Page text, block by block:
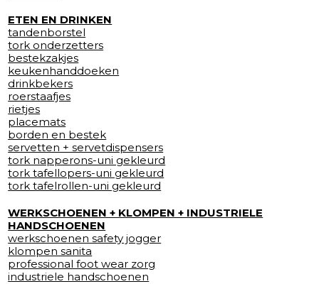
ETEN EN DRINKEN
tandenborstel
tork onderzetters
bestekzakjes
keukenhanddoeken
drinkbekers
roerstaafjes
rietjes
placemats
borden en bestek
servetten + servetdispensers
tork napperons-uni gekleurd
tork tafellopers-uni gekleurd
tork tafelrollen-uni gekleurd
WERKSCHOENEN + KLOMPEN + INDUSTRIELE
HANDSCHOENEN
werkschoenen safety jogger
klompen sanita
professional foot wear zorg
industriele handschoenen